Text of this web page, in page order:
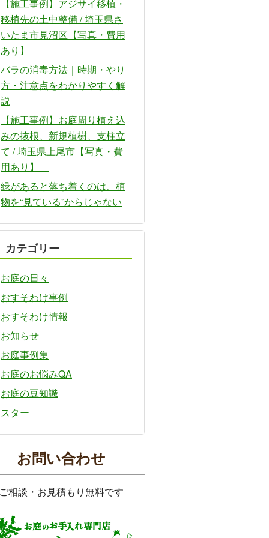
【施工事例】アジサイ移植・
移植先の土中整備 / 埼玉県さ
いたま市見沼区【写真・費用
あり】
バラの消毒方法｜時期・やり
方・注意点をわかりやすく解
説
【施工事例】お庭周り植え込
みの抜根、新規植樹、支柱立
て / 埼玉県上尾市【写真・費
用あり】
緑があると落ち着くのは、植
物を“見ている”からじゃない
カテゴリー
お庭の日々
おすそわけ事例
おすそわけ情報
お知らせ
お庭事例集
お庭のお悩みQA
お庭の豆知識
スター
お問い合わせ
相談・お見積もり無料です